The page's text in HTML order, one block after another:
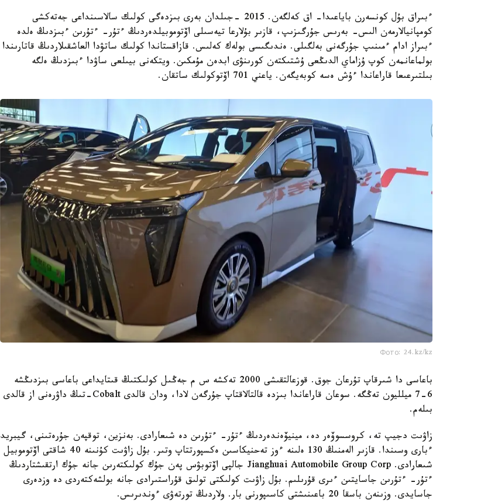
ءبىراق بۇل كونسەرن باياعىدا- اق كەلگەن. 2015 -جىلدان بەرى بىزدەگى كولىك سالاسىنداعى جەتەكشى
كومپانيالارمەن الىس- بەرىس جۇرگىزىپ، قازىر بۇلارعا تيەسىلى اۆتوموبيلدەردىڭ ءتۇر- ءتۇرىن ءبىزدىڭ ەلدە
ءبىراز ادام ءمىنىپ جۇرگەنى بەلگىلى. ەندىگىسى بولەك كەلىس. قازاقستاندا كولىك ساتۋدا العاشقىلاردىڭ قاتارىندا
بولماعانمەن كوپ ۇزاماي الدىڭعى ۇشتىكتەن كورىنۋى ابدەن مۇمكىن. ويتكەنى بيىلعى ساۋدا ءبىزدىڭ ەلگە
بىلتىرعىعا قاراعاندا ءۇش ەسە كوبەيگەن. ياعني 701 اۆتوكولىك ساتقان.
Фото: 24.kz/kz
باعاسى دا شىرقاپ تۇرعان جوق. قوزعالتقىشى 2000 تەكشە س م جەڭىل كولىكتىڭ قىتايداعى باعاسى بىزدىڭشە
6-7 ميلليون تەڭگە. سوعان قاراعاندا بىزدە قالتالاقتاپ جۇرگەن لادا، ودان قالدى Cobalt-تىڭ داۋرەنى از قالدى
بىلەم.
زاۋىت دجيپ تە، كروسسوۆەر دە، مينيۆەندەردىڭ ءتۇر- ءتۇرىن دە شىعارادى. بەنزين، توقپەن جۇرەتىنى، گيبريد
ءبارى وسىندا. قازىر الەمنىڭ 130 ەلىنە ءوز تەحنيكاسىن ەكسپورتتاپ وتىر. بۇل زاۋىت كۇنىنە 40 شاقتى اۆتوموبيل
شىعارادى. Jianghuai Automobile Group Corp جالپى اۆتوبۋس پەن جۇك كولىكتەرىن جانە جۇك ارتقىشتاردىڭ
ءتۇر- ءتۇرىن جاسايتىن ءىرى قۇرىلىم. بۇل زاۋىت كولىكتى تولىق قۇراستىرادى جانە بولشەكتەردى دە وزدەرى
جاسايدى. وزىنەن باسقا 20 باعىنىشتى كاسىپورنى بار. ولاردىڭ تورتەۋى ءوندىرىس.